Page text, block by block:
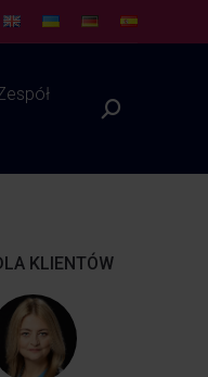
KLIENTÓW